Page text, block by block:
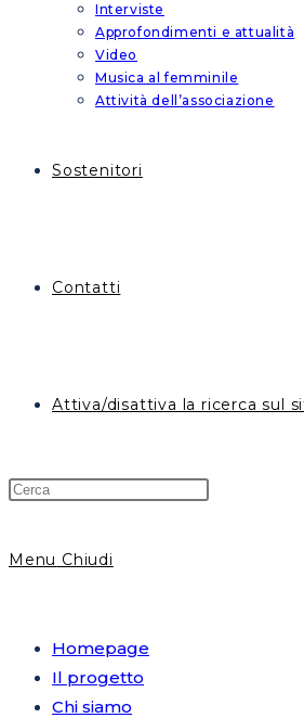
Interviste
Approfondimenti e attualità
Video
Musica al femminile
Attività dell’associazione
Sostenitori
Contatti
Attiva/disattiva la ricerca sul
Menu Chiudi
Homepage
Il progetto
Chi siamo